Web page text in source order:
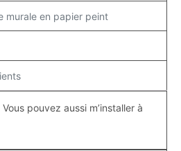
murale en papier peint
pouvez aussi m’installer à